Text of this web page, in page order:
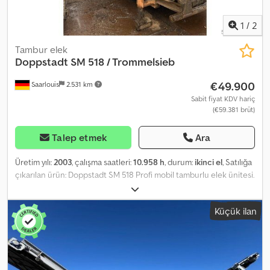
1 / 2
Saarlouis 2.531 km
Tambur elek
Doppstadt SM 518 / Trommelsieb
€49.900
Sabit fiyat KDV hariç
(€59.381 brüt)
Talep etmek Ara
Üretim yılı:2003, çalışma saatleri:10.958 h, durum: ikinci el, Satılığa
çıkarılan ürün: Doppstadt SM 518 Profi mobil tamburlu elek ünitesi.
Üretim yılı: 2003. Makine dizel motorludur. Tamburlu elek Araç
verileri / Teknik veriler / Donanım Doppstadt SM 518 Profi Dodpfx
Aszp H E Aoayjkr Araç durumu: İkinci el Araç türü: İş makinesi Araç
tipi: Mobil tamburlu elek ünitesi Üretici: Doppstadt Seri: SM Model:
518 Tip: SM518PROFI Seri numarası: W0952421533D07850 Üretim
numarası: 761 Araç rengi: Turuncu Tahrik türü: Dizel Güç: 47 kW /
64 HP İzin verilen toplam ağırlık: 13.500 kg Aks yükü 1: 1.000 kg Aks
Küçük ilan